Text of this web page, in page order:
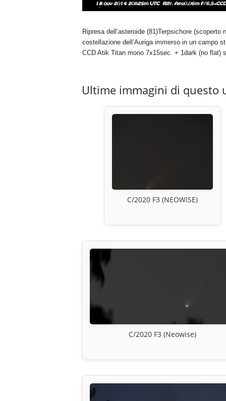
Ripresa dell’asteroide (81)Terpsichore
costellazione dell’Auriga immerso in un campo
CCD Atik Titan mono 7x15sec. + 1dark (no flat)
Ultime immagini di questo
C/2020 F3 (NEOWISE)
C/2020 F3 (Neowise)